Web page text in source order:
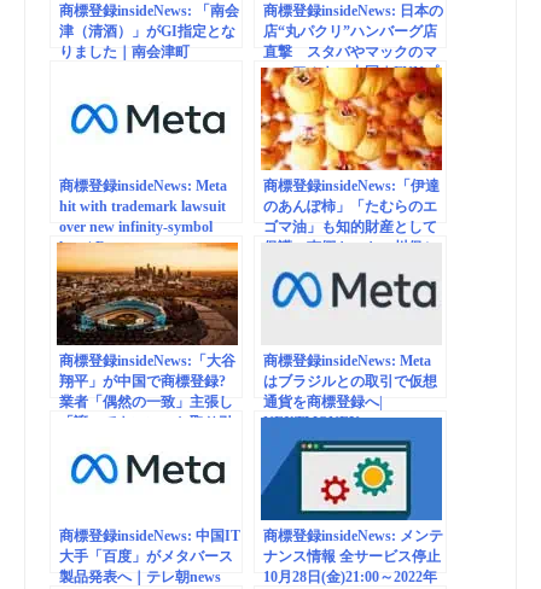
商標登録insideNews: 「南会
津（清酒）」がGI指定とな
りました｜南会津町
商標登録insideNews: 日本の
店“丸パクリ”ハンバーグ店
直撃 スタバやマックのマ
ニュアルも…中国｜FNNプ
ライムオンライン
商標登録insideNews: Meta
hit with trademark lawsuit
over new infinity-symbol
logo | Reuters
商標登録insideNews:「伊達
のあんぽ柿」「たむらのエ
ゴマ油」も知的財産として
保護 南郷トマト・川俣シ
ャモに次いで＜福島県＞｜
FNNプライムオンライン
商標登録insideNews:「大谷
翔平」が中国で商標登録?
業者「偶然の一致」主張し
「譲ってもいい」と取り引
オンライン（フジテレビ
系）） – Yahoo!ニュース
商標登録insideNews: Meta
はブラジルとの取引で仮想
通貨を商標登録へ|
NEXTMONEY
商標登録insideNews: 中国IT
大手「百度」がメタバース
製品発表へ｜テレ朝news
商標登録insideNews: メンテ
ナンス情報 全サービス停止
10月28日(金)21:00～2022年